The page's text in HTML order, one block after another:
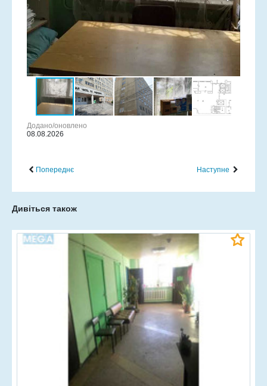
Додано/оновлено
08.08.2026
Попереднє Наступне
Дивіться також